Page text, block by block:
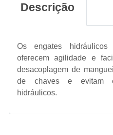
Descrição
Os engates
oferecem agilidade e
desacoplagem de
de chaves e evitam
hidráulicos.